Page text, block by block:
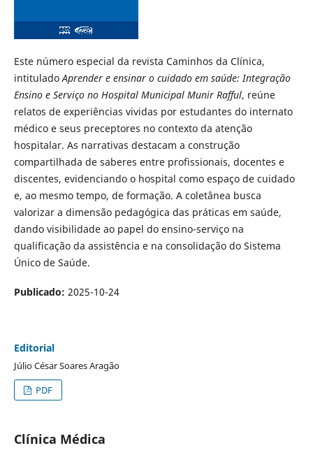
Este número especial da revista Caminhos da Clínica,
intituladoAprender e ensinar o cuidado em saúde: Integração
Ensino e Serviço no Hospital Municipal Munir Rafful, reúne
relatos de experiências vividas por estudantes do internato
médico e seus preceptores no contexto da atenção
hospitalar. As narrativas destacam a construção
compartilhada de saberes entre profissionais, docentes e
discentes, evidenciando o hospital como espaço de cuidado
e, ao mesmo tempo, de formação. A coletânea busca
valorizar a dimensão pedagógica das práticas em saúde,
dando visibilidade ao papel do ensino-serviço na
qualificação da assistência e na consolidação do Sistema
Único de Saúde.
Publicado: 2025-10-24
Editorial
Júlio César Soares Aragão
PDF
Clínica Médica